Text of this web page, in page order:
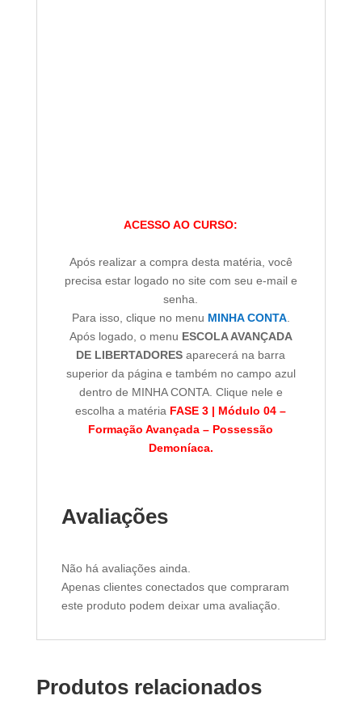
ACESSO AO CURSO:
Após realizar a compra desta matéria, você
precisa estar logado no site com seu e-mail e
senha.
Para isso, clique no menu MINHA CONTA.
Após logado, o menu ESCOLA AVANÇADA
DE LIBERTADORES aparecerá na barra
superior da página e também no campo azul
dentro de MINHA CONTA. Clique nele e
escolha a matéria FASE 3 | Módulo 04 –
Formação Avançada – Possessão
Demoníaca.
Avaliações
Não há avaliações ainda.
Apenas clientes conectados que compraram
este produto podem deixar uma avaliação.
Produtos relacionados